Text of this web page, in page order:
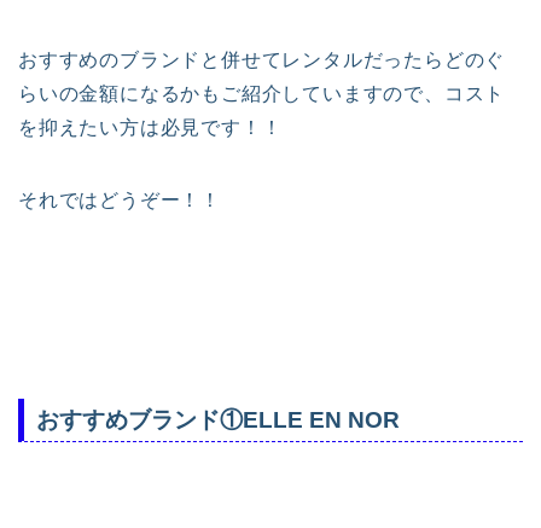
おすすめのブランドと併せてレンタルだったらどのぐ
らいの金額になるかもご紹介していますので、コスト
を抑えたい方は必見です！！
それではどうぞー！！
おすすめブランド①ELLE EN NOR